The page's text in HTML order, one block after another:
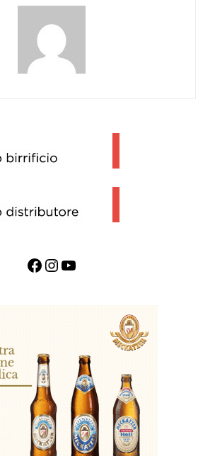
Facebook InstagramYouTube